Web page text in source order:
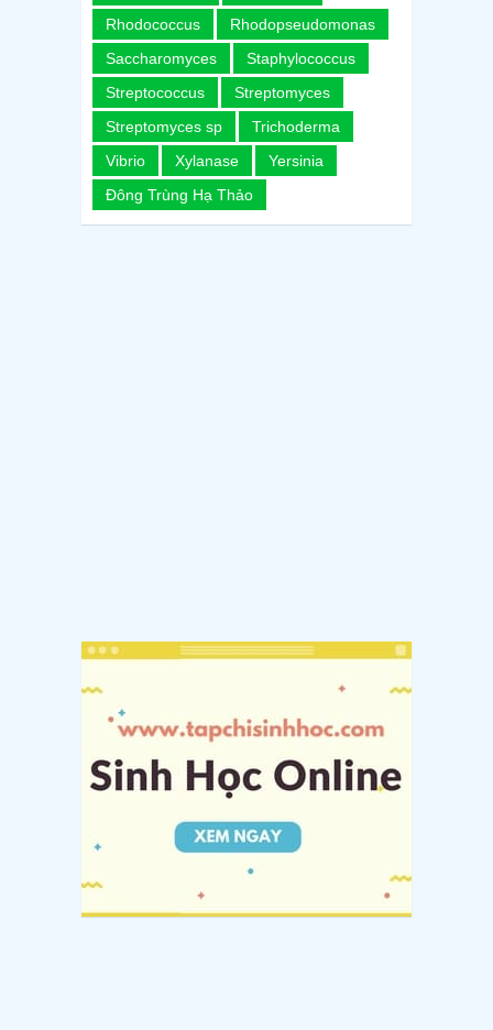
Rhodococcus
Rhodopseudomonas
Saccharomyces
Staphylococcus
Streptococcus
Streptomyces
Streptomyces sp
Trichoderma
Vibrio
Xylanase
Yersinia
Đông Trùng Hạ Thảo